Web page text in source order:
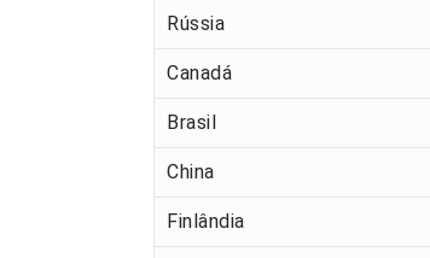
Rússia
Canadá
Brasil
China
Finlândia